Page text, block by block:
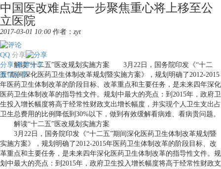
中国医改难点进一步聚焦重心将上移至公
立医院
2017-03-01 10:00 作者： zyt
分享
QQ
分享 微博分享
微信分享
解读“十二五”医改规划实施方案 3月22日，国务院印发《“十二
五”期间深化医药卫生体制改革规划暨实施方案》，规划明确了2012-2015
年医药卫生体制改革的阶段目标、改革重点和主要任务，是未来四年深化
医药卫生体制改革的指导性文件。规划中最大的亮点：到2015年，政府卫
生投入增长幅度将高于经常性财政支出增长幅度，并实现个人卫生支出占
卫生总费用的比例降低到30%以下，做到有效缓解看病难、看病贵问题。
解读“十二五”医改规划实施方案
3月22日，国务院印发《“十二五”期间深化医药卫生体制改革规划暨
实施方案》，规划明确了2012-2015年医药卫生体制改革的阶段目标、改
革重点和主要任务，是未来四年深化医药卫生体制改革的指导性文件。规
划中最大的亮点：到2015年，政府卫生投入增长幅度将高于经常性财政支